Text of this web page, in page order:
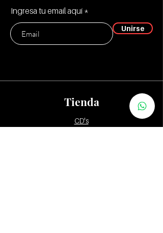
Ingresa tu email aquí
Unirse
Tienda
CD's